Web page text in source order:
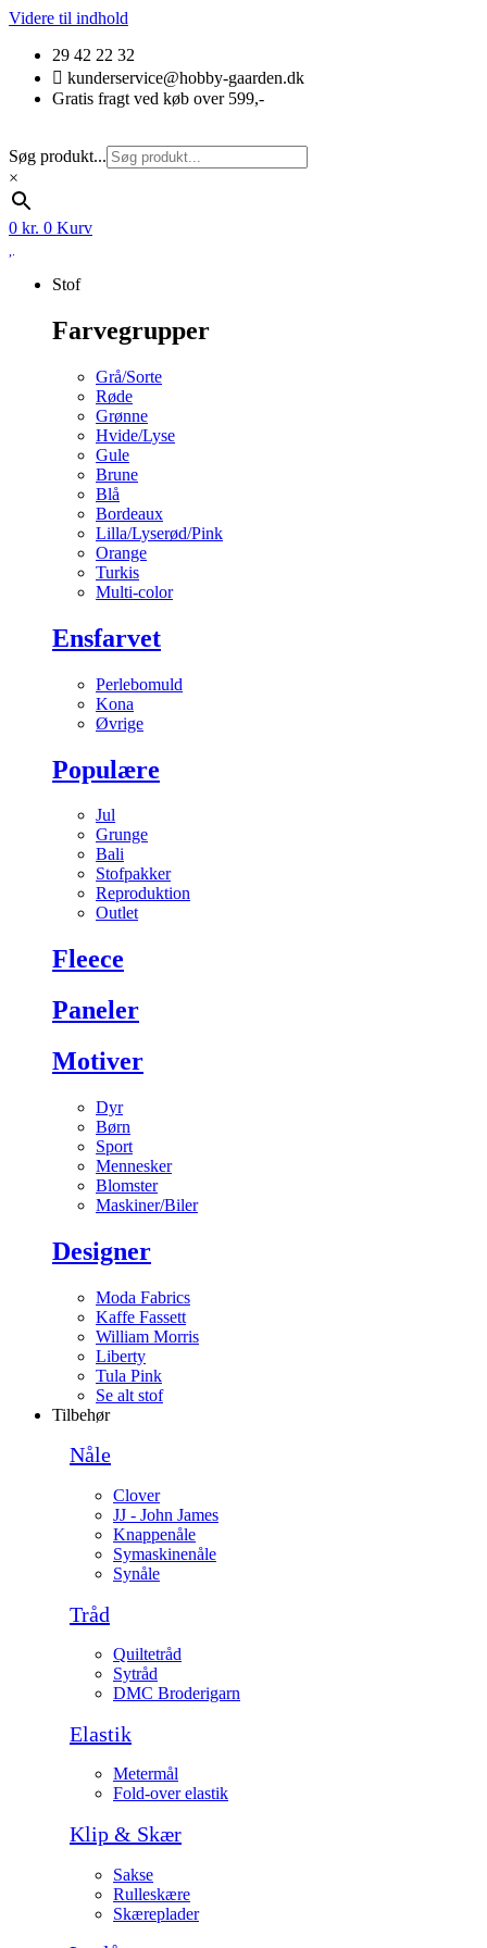
Videre til indhold
29 42 22 32
kunderservice@hobby-gaarden.dk
Gratis fragt ved køb over 599,-
Søg produkt...
×
0 kr. 0 Kurv
Stof
Farvegrupper
Grå/Sorte
Røde
Grønne
Hvide/Lyse
Gule
Brune
Blå
Bordeaux
Lilla/Lyserød/Pink
Orange
Turkis
Multi-color
Ensfarvet
Perlebomuld
Kona
Øvrige
Populære
Jul
Grunge
Bali
Stofpakker
Reproduktion
Outlet
Fleece
Paneler
Motiver
Dyr
Børn
Sport
Mennesker
Blomster
Maskiner/Biler
Designer
Moda Fabrics
Kaffe Fassett
William Morris
Liberty
Tula Pink
Se alt stof
Tilbehør
Nåle
Clover
JJ - John James
Knappenåle
Symaskinenåle
Synåle
Tråd
Quiltetråd
Sytråd
DMC Broderigarn
Elastik
Metermål
Fold-over elastik
Klip & Skær
Sakse
Rulleskære
Skæreplader